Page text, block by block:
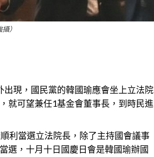
）
現，國民黨的韓國瑜應會坐上立法院
就可望兼任1基金會董事長，到時民進
利當選立法院長，除了主持國會議事
選，十月十日國慶日會是韓國瑜辦國